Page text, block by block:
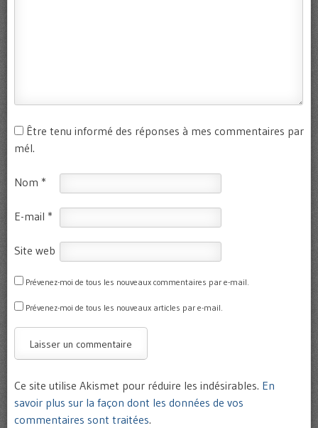
Être tenu informé des réponses à mes commentaires par
mél.
Nom *
E-mail *
Site web
Prévenez-moi de tous les nouveaux commentaires par e-mail.
Prévenez-moi de tous les nouveaux articles par e-mail.
Ce site utilise Akismet pour réduire les indésirables. En
savoir plus sur la façon dont les données de vos
commentaires sont traitées.